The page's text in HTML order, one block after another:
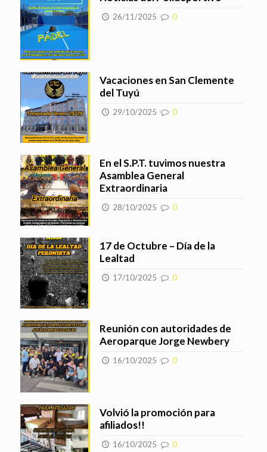
26/11/2025 0
Vacaciones en San Clemente
del Tuyú
29/10/2025 0
En el S.P.T. tuvimos nuestra
Asamblea General
Extraordinaria
28/10/2025 0
17 de Octubre – Día de la
Lealtad
17/10/2025 0
Reunión con autoridades de
Aeroparque Jorge Newbery
16/10/2025 0
Volvió la promoción para
afiliados!!
16/10/2025 0